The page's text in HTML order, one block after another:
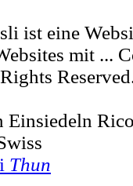
ist eine
mit ...
Einsiedeln
Thun